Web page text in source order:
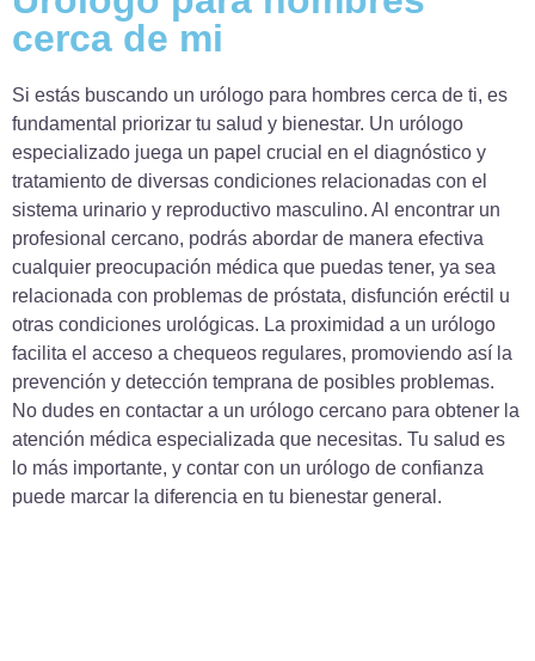
cerca de mi
Si estás buscando un urólogo para hombres cerca de ti, es
fundamental priorizar tu salud y bienestar. Un urólogo
especializado juega un papel crucial en el diagnóstico y
tratamiento de diversas condiciones relacionadas con el
sistema urinario y reproductivo masculino. Al encontrar un
profesional cercano, podrás abordar de manera efectiva
cualquier preocupación médica que puedas tener, ya sea
relacionada con problemas de próstata, disfunción eréctil u
otras condiciones urológicas. La proximidad a un urólogo
facilita el acceso a chequeos regulares, promoviendo así la
prevención y detección temprana de posibles problemas.
No dudes en contactar a un urólogo cercano para obtener la
atención médica especializada que necesitas. Tu salud es
lo más importante, y contar con un urólogo de confianza
puede marcar la diferencia en tu bienestar general.